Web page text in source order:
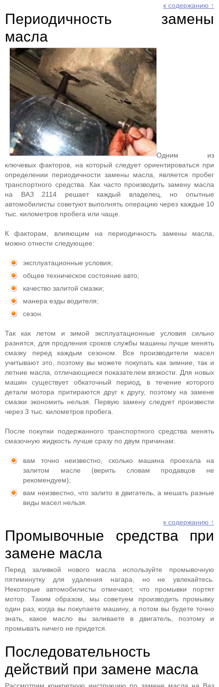
к содержанию ↑
Периодичность замены
масла
Одним из
ключевых факторов, на который следует ориентироваться при
определении периодичности замены масла, является пробег
транспортного средства. Как часто производить замену масла
на ВАЗ 2114 решает каждый владелец, но опытные
автомобилисты советуют выполнять операцию через каждые 10
тыс. километров пробега или чаще.
К факторам, влияющим на периодичность замены масла,
можно отнести следующее:
эксплуатационные условия;
общее техническое состояние авто;
качество залитой смазки;
манера езды водителя;
сезон.
Так как летом и зимой эксплуатационные условия сильно
разнятся, для продления сроков службы машины лучше менять
смазку перед каждым сезоном. Все производители масел
учитывают это, поэтому вы можете покупать как зимние, так и
летние масла, отличающиеся показателем вязкости. Для новых
машин существует обкаточный период, в течение которого
детали мотора притираются друг к другу, поэтому на замене
смазки экономить нельзя. Первую замену следует произвести
через 3 тыс. километров пробега.
После покупки подержанного транспортного средства менять
смазочную жидкость лучше сразу по двум причинам:
вам точно неизвестно, сколько машина проехала на
залитом масле (верить словам продавцов не
рекомендуем);
вам неизвестно, что залито в двигатель, а мешать разные
виды масел нельзя.
к содержанию ↑
Промывочные средства при
замене масла
Перед заливкой нового масла используйте промывочную
пятиминутку для удаления нагара, но не увлекайтесь.
Некоторые автомобилисты отмечают, что промывки портят
мотор. Таким образом, мы советуем производить промывку
один раз, когда вы покупаете машину, а потом вы будете точно
знать, какое масло вы заливаете в двигатель, поэтому и
промывать ничего не придется.
Последовательность
действий при замене масла